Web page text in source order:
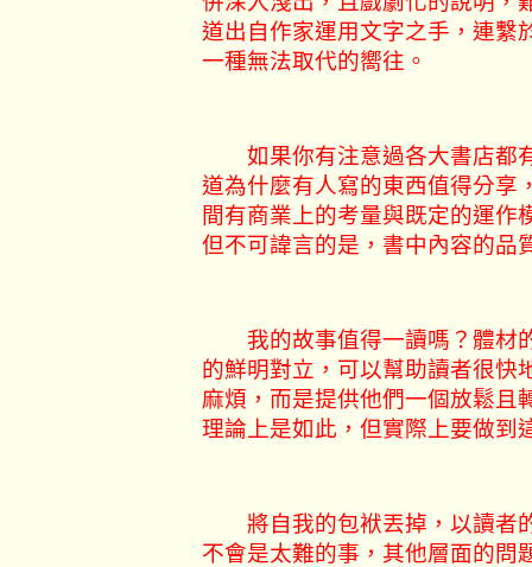
道出自作家運用文字之手，連
一種無法取代的嚮往
如果你有注意過各大書店都
道為什麼有人寫的東西值得分享
間有商業上的考量與既定的運作
但不可諱言的是，書中內容的品
我的故事值得一讀嗎？體材
的鮮明對立，可以幫助讀者很快
麻煩，而是提供他們一個放鬆且
理論上是如此，但實際上要做到
將自我的包袱丟掉，以讀者
不會是太難的事，其他層面的問